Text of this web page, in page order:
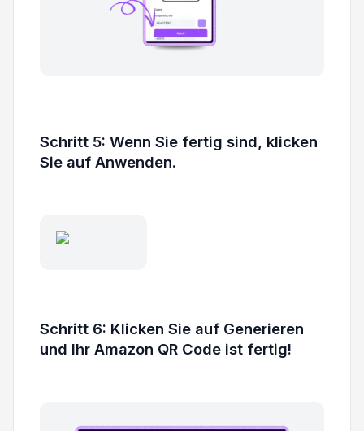
Schritt 5: Wenn Sie fertig sind, klicken
Sie auf Anwenden.
Schritt 6: Klicken Sie auf Generieren
und Ihr Amazon QR Code ist fertig!